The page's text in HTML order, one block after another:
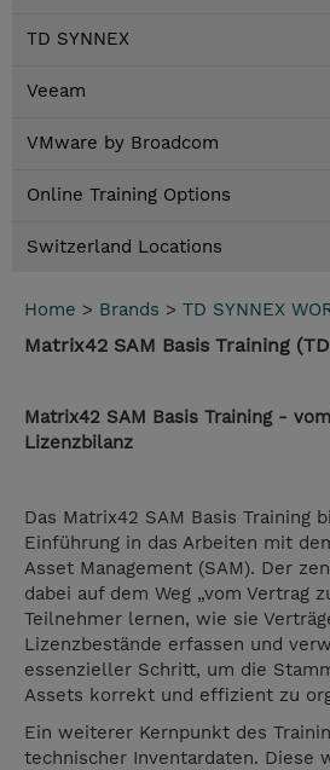
TD SYNNEX
Veeam
VMware by Broadcom
Online Training Options
Switzerland Locations
Home > Brands > TD SYNNEX
Matrix42 SAM Basis Training
Matrix42 SAM Basis Training -
Lizenzbilanz
Das Matrix42 SAM Basis Training
Einführung in das Arbeiten mit
Asset Management (SAM). Der
dabei auf dem Weg „vom Vertrag
Teilnehmer lernen, wie sie
Lizenzbestände erfassen und
essenzieller Schritt, um die
Assets korrekt und effizient zu
Ein weiterer Kernpunkt des
technischer Inventardaten. Diese